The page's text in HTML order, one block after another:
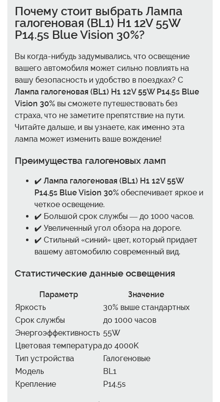
Почему стоит выбрать Лампа
галогеновая (BL1) H1 12V 55W
P14.5s Blue Vision 30%?
Вы когда-нибудь задумывались, что освещение
вашего автомобиля может сильно повлиять на
вашу безопасность и удобство в поездках? С
Лампа галогеновая (BL1) H1 12V 55W P14.5s Blue
Vision 30% вы сможете путешествовать без
страха, что не заметите препятствие на пути.
Читайте дальше, и вы узнаете, как именно эта
лампа может изменить ваше вождение!
Преимущества галогеновых ламп
✔️ Лампа галогеновая (BL1) H1 12V 55W
P14.5s Blue Vision 30% обеспечивает яркое и
четкое освещение.
✔️ Большой срок службы — до 1000 часов.
✔️ Увеличенный угол обзора на дороге.
✔️ Стильный «синий» цвет, который придает
вашему автомобилю современный вид.
Статистические данные освещения
Параметр
Значение
Яркость
30% выше стандартных
Срок службы
до 1000 часов
Энергоэффективность 55W
Цветовая температура до 4000K
Тип устройства
Галогеновые
Модель
BL1
Крепление
P14.5s